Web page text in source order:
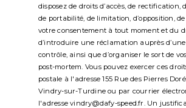
disposez de droits d’accès, de rectification,
de portabilité, de limitation, d’opposition,
votre consentement à tout moment et du
d’introduire une réclamation auprès
contrôle, ainsi que d’organiser le sort de
post-mortem. Vous pouvez exercer ces
postale à l'adresse 155 Rue des Pierres
Vindry-sur-Turdine ou par courrier
l'adresse vindry@dafy-speed.fr. Un